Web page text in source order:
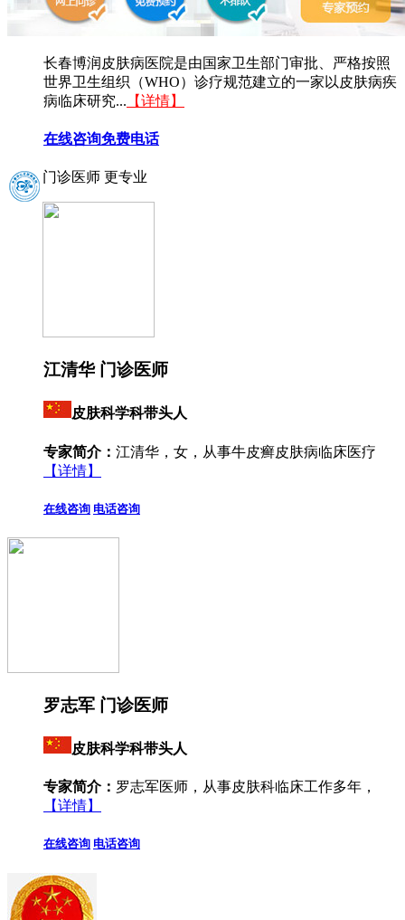
长春博润皮肤病医院是由国家卫生部门审批、严格按照
世界卫生组织（WHO）诊疗规范建立的一家以皮肤病疾
病临床研究... 【详情】
在线咨询免费电话
门诊医师 更专业
江清华 门诊医师
皮肤科学科带头人
专家简介： 江清华，女，从事牛皮癣皮肤病临床医疗
【详情】
在线咨询 电话咨询
罗志军 门诊医师
皮肤科学科带头人
专家简介： 罗志军医师，从事皮肤科临床工作多年，
【详情】
在线咨询 电话咨询